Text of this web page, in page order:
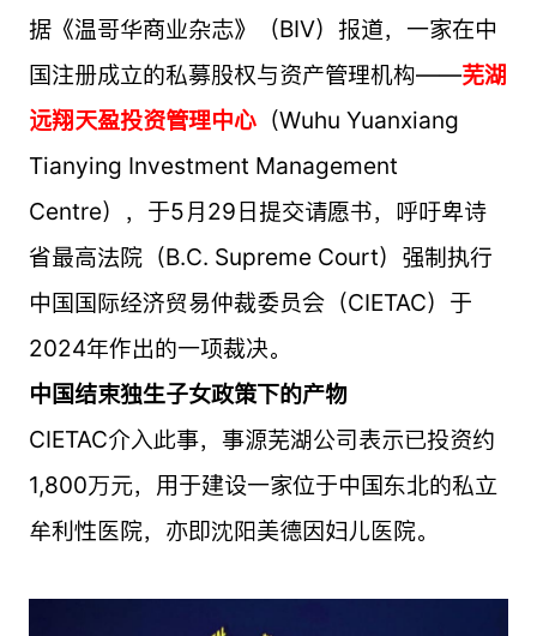
据《温哥华商业杂志》（BIV）报道，一家在中
国注册成立的私募股权与资产管理机构——芜湖
远翔天盈投资管理中心（Wuhu Yuanxiang
Tianying Investment Management
Centre），于5月29日提交请愿书，呼吁卑诗
省最高法院（B.C. Supreme Court）强制执行
中国国际经济贸易仲裁委员会（CIETAC）于
2024年作出的一项裁决。
中国结束独生子女政策下的产物
CIETAC介入此事，事源芜湖公司表示已投资约
1,800万元，用于建设一家位于中国东北的私立
牟利性医院，亦即沈阳美德因妇儿医院。